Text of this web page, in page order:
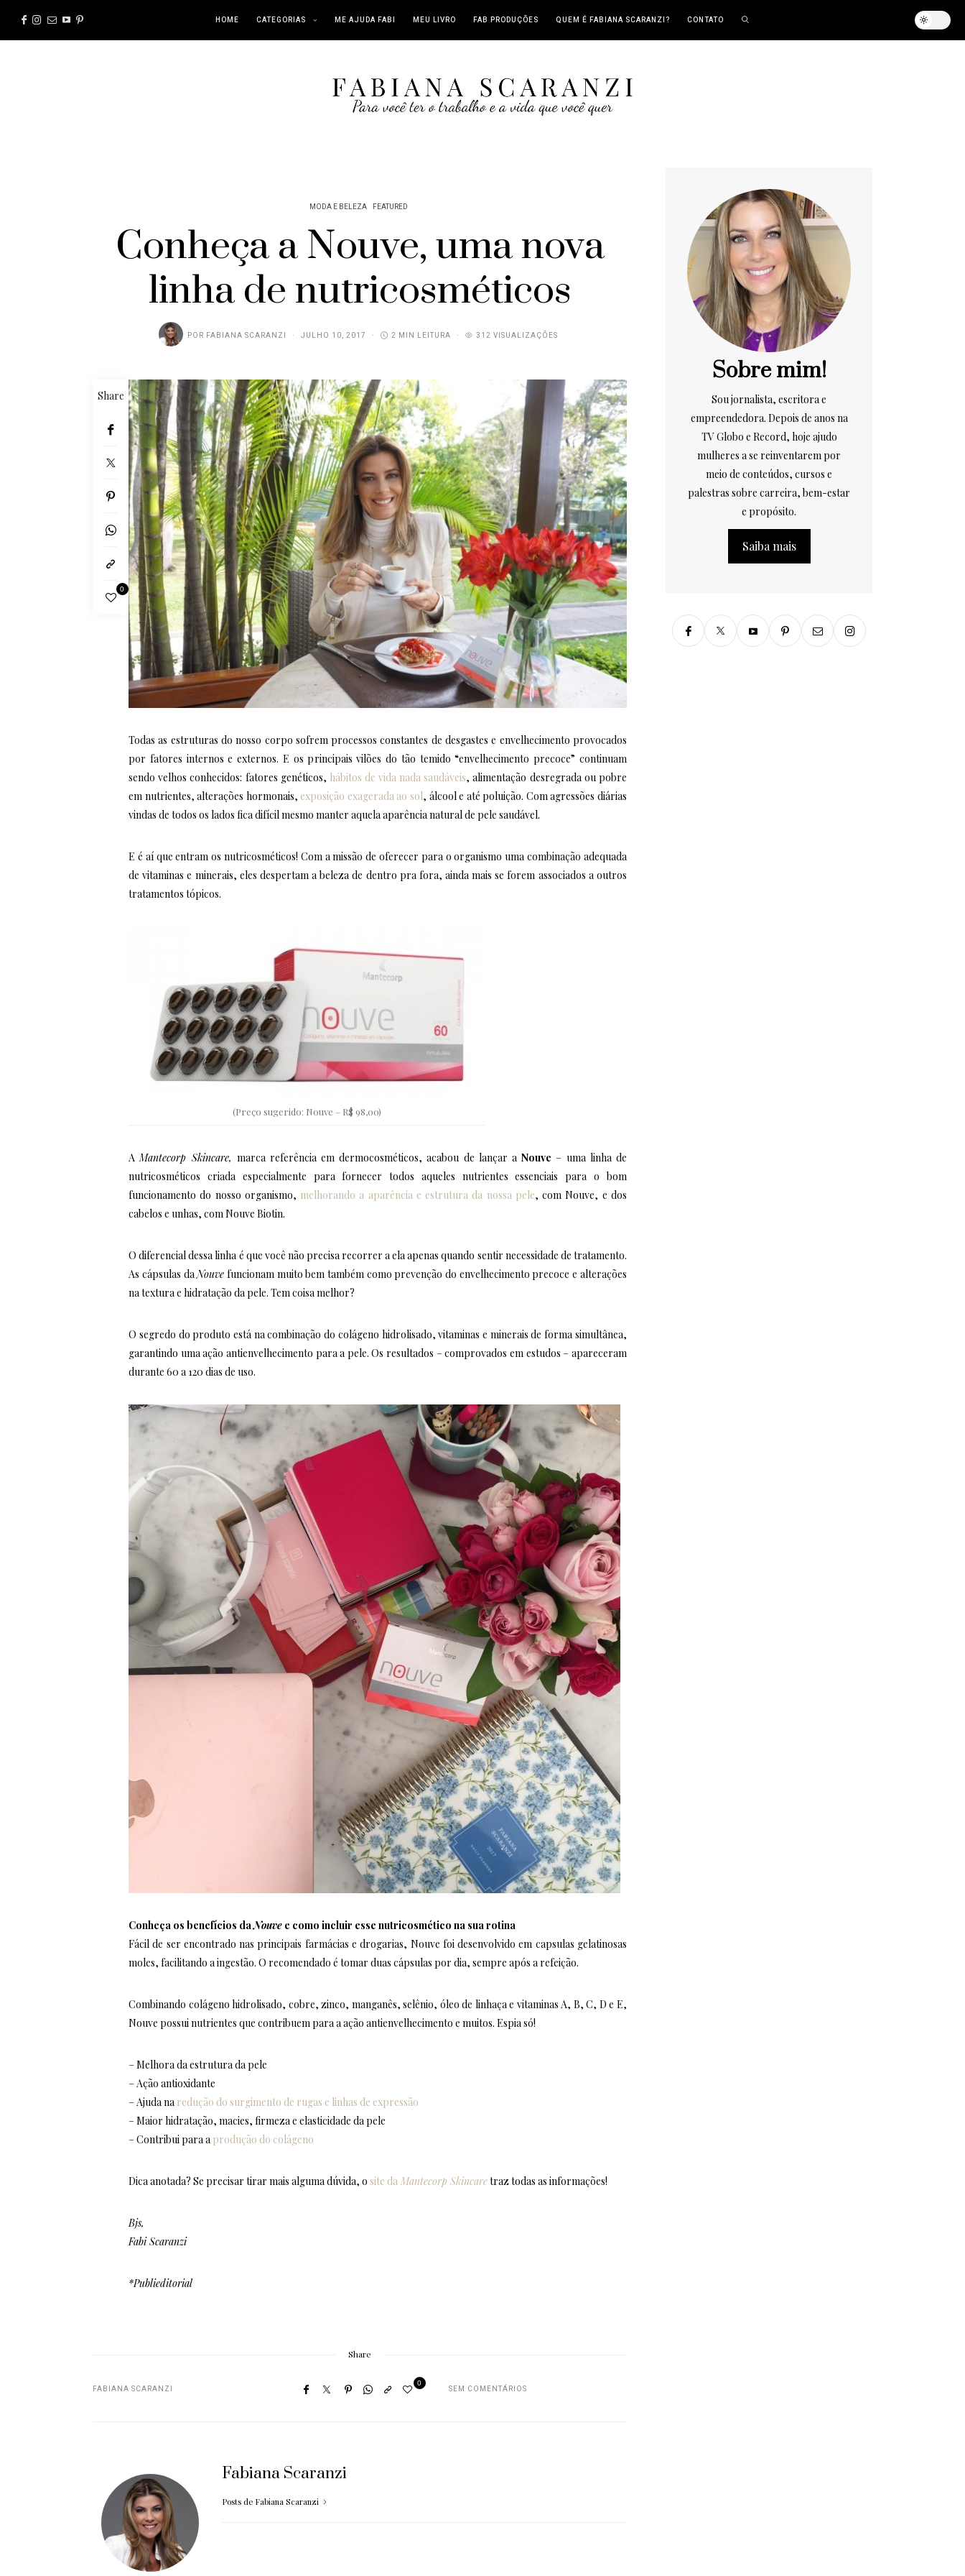
HOME CATEGORIAS ME AJUDA FABI MEU LIVRO FAB PRODUÇÕES QUEM É FABIANA SCARANZI? CONTATO
MODA E BELEZA FEATURED
Conheça a Nouve, uma nova
linha de nutricosméticos
POR FABIANA SCARANZI JULHO 10, 2017 2 MIN LEITURA 312 VISUALIZAÇÕES
Share
0
Todas as estruturas do nosso corpo sofrem processos constantes de desgastes e envelhecimento provocados
por fatores internos e externos. E os principais vilões do tão temido “envelhecimento precoce” continuam
sendo velhos conhecidos: fatores genéticos, hábitos de vida nada saudáveis, alimentação desregrada ou pobre
em nutrientes, alterações hormonais, exposição exagerada ao sol, álcool e até poluição. Com agressões diárias
vindas de todos os lados fica difícil mesmo manter aquela aparência natural de pele saudável.
E é aí que entram os nutricosméticos! Com a missão de oferecer para o organismo uma combinação adequada
de vitaminas e minerais, eles despertam a beleza de dentro pra fora, ainda mais se forem associados a outros
tratamentos tópicos.
(Preço sugerido: Nouve – R$ 98,00)
AMantecorp Skincare, marca referência em dermocosméticos, acabou de lançar aNouve – uma linha de
nutricosméticos criada especialmente para fornecer todos aqueles nutrientes essenciais para o bom
funcionamento do nosso organismo, melhorando a aparência e estrutura da nossa pele, com Nouve, e dos
cabelos e unhas, com Nouve Biotin.
O diferencial dessa linha é que você não precisa recorrer a ela apenas quando sentir necessidade de tratamento.
As cápsulas daNouve funcionam muito bem também como prevenção do envelhecimento precoce e alterações
na textura e hidratação da pele. Tem coisa melhor?
O segredo do produto está na combinação do colágeno hidrolisado, vitaminas e minerais de forma simultânea,
garantindo uma ação antienvelhecimento para a pele. Os resultados – comprovados em estudos – apareceram
durante 60 a 120 dias de uso.
Conheça os benefícios daNouve e como incluir esse nutricosmético na sua rotina
Fácil de ser encontrado nas principais farmácias e drogarias, Nouve foi desenvolvido em capsulas gelatinosas
moles, facilitando a ingestão. O recomendado é tomar duas cápsulas por dia, sempre após a refeição.
Combinando colágeno hidrolisado, cobre, zinco, manganês, selênio, óleo de linhaça e vitaminas A, B, C, D e E,
Nouve possui nutrientes que contribuem para a ação antienvelhecimento e muitos. Espia só!
– Melhora da estrutura da pele
– Ação antioxidante
– Ajuda na redução do surgimento de rugas e linhas de expressão
– Maior hidratação, macies, firmeza e elasticidade da pele
– Contribui para a produção do colágeno
Dica anotada? Se precisar tirar mais alguma dúvida, osite da Mantecorp Skincaretraz todas as informações!
Bjs,
Fabi Scaranzi
*Publieditorial
Share
FABIANA SCARANZI
0
SEM COMENTÁRIOS
Fabiana Scaranzi
Posts de Fabiana Scaranzi
Sobre mim!
Sou jornalista, escritora e
empreendedora. Depois de anos na
TV Globo e Record, hoje ajudo
mulheres a se reinventarem por
meio de conteúdos, cursos e
palestras sobre carreira, bem-estar
e propósito.
Saiba mais